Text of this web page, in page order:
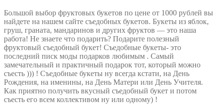
Большой выбор фруктовых букетов по цене от 1000 рублей вы
найдете на нашем сайте съедобных букетов. Букеты из яблок,
груш, граната, мандаринов и других фруктов — это наша
работа! Не знаете что подарить? Подарите полезный
фруктовый съедобный букет! Съедобные букеты- это
последний писк моды подарков любимым . Самый
замечательный и практичный подарок тот, который можно
съесть ))) ! Съедобные букеты ну всегда кстати, на День
Рождения, на именины, на День Матери или День Учителя.
Как приятно получить вкусный съедобный букет и потом
съесть его всем коллективом ну или одному) !